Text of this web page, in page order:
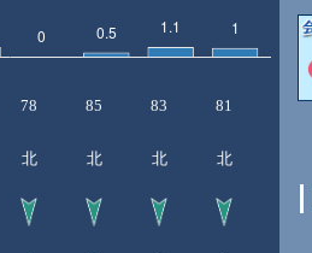
78 85 83 81
北 北 北 北